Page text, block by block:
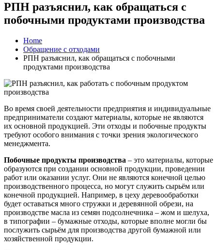
РПН разъяснил, как обращаться с
побочными продуктами производства
Home
Обращение с отходами
РПН разъяснил, как обращаться с побочными
продуктами производства
Во время своей деятельности предприятия и индивидуальные
предприниматели создают материалы, которые не являются
их основной продукцией. Эти отходы и побочные продукты
требуют особого внимания с точки зрения экологического
менеджмента.
Побочные продукты производства – это материалы, которые
образуются при создании основной продукции, проведении
работ или оказании услуг. Они не являются конечной целью
производственного процесса, но могут служить сырьём или
конечной продукцией. Например, в цеху деревообработки
будет оставаться много стружки и деревянной обрези, на
производстве масла из семян подсолнечника – жом и шелуха,
в типографии – бумажные отходы, которые вполне могли бы
послужить сырьём для производства другой бумажной или
хозяйственной продукции.